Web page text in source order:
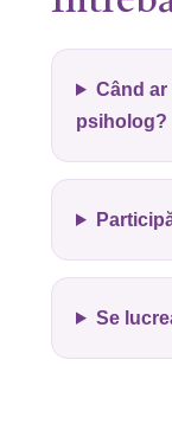
Când
psiholog?
Se